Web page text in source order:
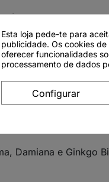
criada a
e
Damiana e Ginkgo
Esta loja pede-te para
publicidade. Os cookies
oferecer funcionalidades
processamento de dados
Configurar